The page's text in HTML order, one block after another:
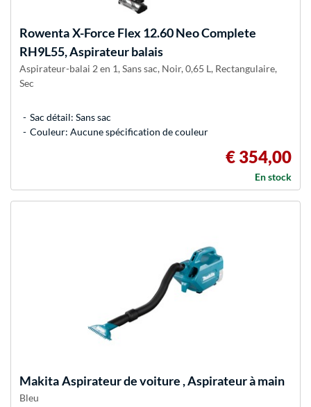
RowentaX-Force Flex 12.60 Neo Complete
RH9L55, Aspirateur balais
Aspirateur-balai 2 en 1, Sans sac, Noir, 0,65 L, Rectangulaire,
Sec
Sac détail: Sans sac
Couleur: Aucune spécification de couleur
€ 354,00
En stock
MakitaAspirateur de voiture , Aspirateur à main
Bleu